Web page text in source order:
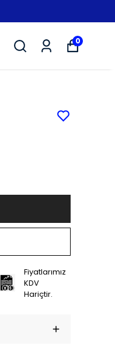
0
Fiyatlarımız
KDV
Hariçtir.